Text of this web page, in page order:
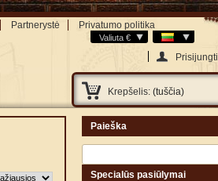
Partnerystė Privatumo politika
Valiuta €
Prisijungti
Krepšelis: (tuščia)
Paieška
Specialūs pasiūlymai